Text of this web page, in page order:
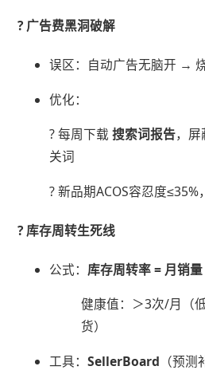
? ​ ​广告费黑洞破解​
误区：自动广告无脑开 →
优化：
? 每周下载 ​​搜索词报告​，
关词
? 新品期ACOS容忍度
? ​ ​库存周转生死线​
公式：​ 库存周转率 = 月销
健康值：＞3次/月（
货）
工具：​​SellerBoard​ （预